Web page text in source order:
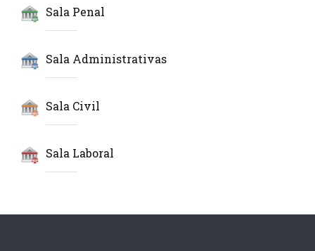
Sala Penal
Sala Administrativas
Sala Civil
Sala Laboral